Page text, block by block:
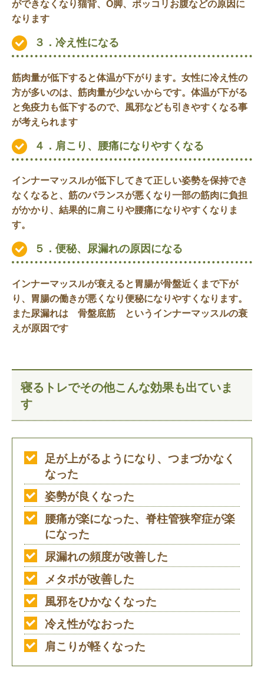
ができなくなり猫背、O脚、ポッコリお腹などの原因に
なります
３．冷え性になる
筋肉量が低下すると体温が下がります。女性に冷え性の
方が多いのは、筋肉量が少ないからです。体温が下がる
と免疫力も低下するので、風邪なども引きやすくなる事
が考えられます
４．肩こり、腰痛になりやすくなる
インナーマッスルが低下してきて正しい姿勢を保持でき
なくなると、筋のバランスが悪くなり一部の筋肉に負担
がかかり、結果的に肩こりや腰痛になりやすくなりま
す。
５．便秘、尿漏れの原因になる
インナーマッスルが衰えると胃腸が骨盤近くまで下が
り、胃腸の働きが悪くなり便秘になりやすくなります。
また尿漏れは 骨盤底筋 というインナーマッスルの衰
えが原因です
寝るトレでその他こんな効果も出ていま
す
足が上がるようになり、 つまづかなく
なった
姿勢が良くなった
腰痛が楽になった、脊柱管狭窄症が楽
になった
尿漏れの頻度が改善した
メタボが改善した
風邪をひかなくなった
冷え性がなおった
肩こりが軽くなった